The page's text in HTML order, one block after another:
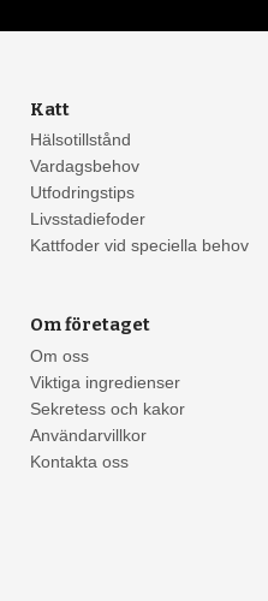
Katt
Hälsotillstånd
Vardagsbehov
Utfodringstips
Livsstadiefoder
Kattfoder vid speciella behov
Om företaget
Om oss
Viktiga ingredienser
Sekretess och kakor
Användarvillkor
Kontakta oss